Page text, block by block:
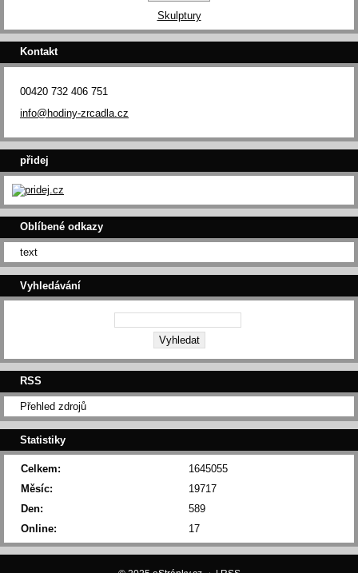
Skulptury
Kontakt
00420 732 406 751
info@hodiny-zrcadla.cz
přidej
Oblíbené odkazy
text
Vyhledávání
RSS
Přehled zdrojů
Statistiky
Online: 17
Celkem:
1645055
Měsíc:
19717
Den:
589